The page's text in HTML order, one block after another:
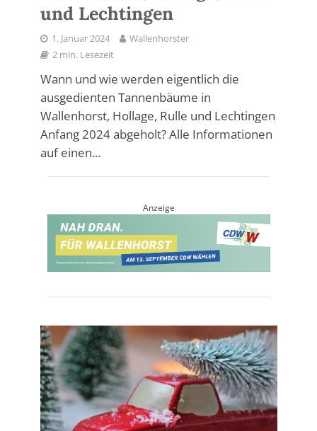
und Lechtingen
1. Januar 2024
Wallenhorster
2 min. Lesezeit
Wann und wie werden eigentlich die
ausgedienten Tannenbäume in
Wallenhorst, Hollage, Rulle und Lechtingen
Anfang 2024 abgeholt? Alle Informationen
auf einen...
Anzeige